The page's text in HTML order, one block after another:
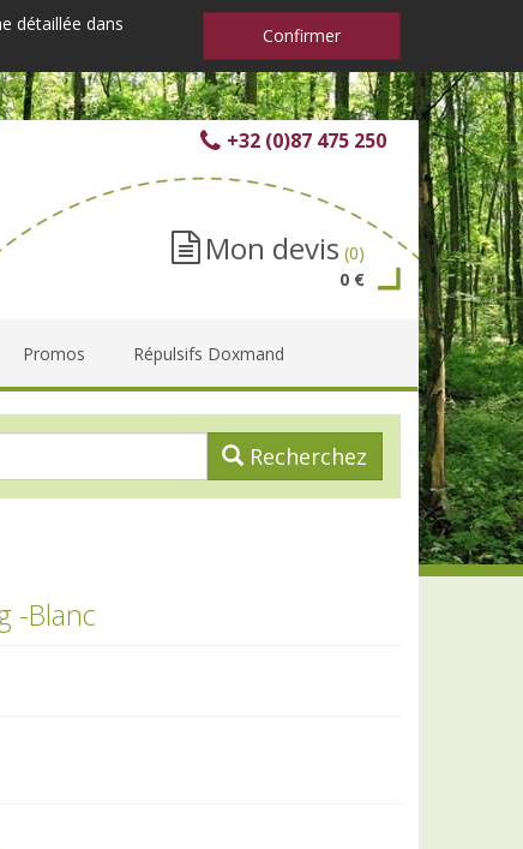
détaillée dans
Confirmer
+32 (0)87 475 250
Mon devis (0)
0 €
Promos Répulsifs Doxmand
Recherchez
-Blanc